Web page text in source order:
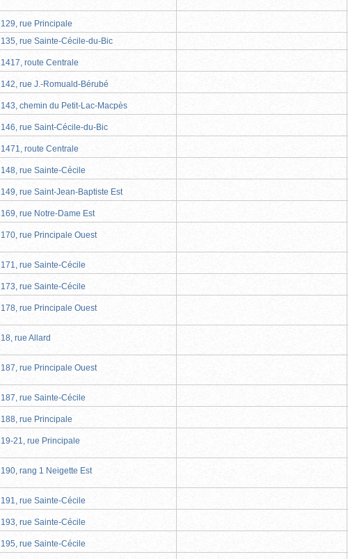
129, rue Principale
135, rue Sainte-Cécile-du-Bic
1417, route Centrale
142, rue J.-Romuald-Bérubé
143, chemin du Petit-Lac-Macpès
146, rue Saint-Cécile-du-Bic
1471, route Centrale
148, rue Sainte-Cécile
149, rue Saint-Jean-Baptiste Est
169, rue Notre-Dame Est
170, rue Principale Ouest
171, rue Sainte-Cécile
173, rue Sainte-Cécile
178, rue Principale Ouest
18, rue Allard
187, rue Principale Ouest
187, rue Sainte-Cécile
188, rue Principale
19-21, rue Principale
190, rang 1 Neigette Est
191, rue Sainte-Cécile
193, rue Sainte-Cécile
195, rue Sainte-Cécile